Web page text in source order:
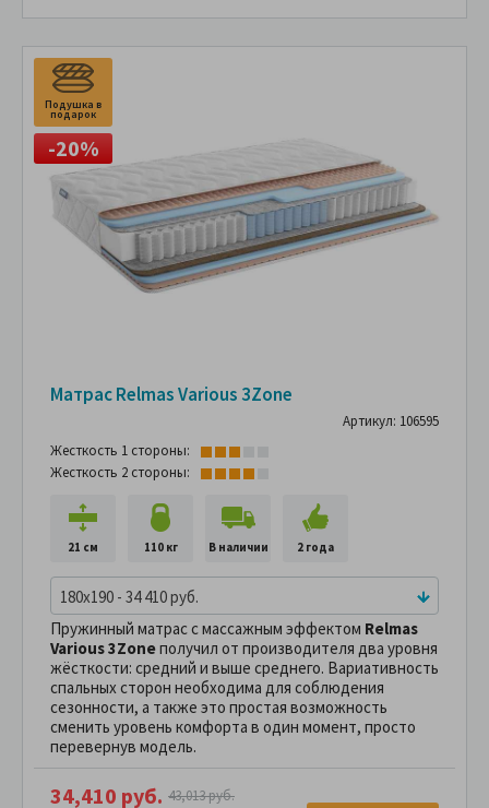
Подушка в
подарок
-20%
Матрас Relmas Various 3Zone
Артикул: 106595
Жесткость 1 стороны:
Жесткость 2 стороны:
21 см 110 кг В наличии 2 года
180x190 - 34 410 руб.
Пружинный матрас с массажным эффектом Relmas
Various 3Zoneполучил от производителя два уровня
жёсткости: средний и выше среднего. Вариативность
спальных сторон необходима для соблюдения
сезонности, а также это простая возможность
сменить уровень комфорта в один момент, просто
перевернув модель.
34,410 руб. 43,013 руб.